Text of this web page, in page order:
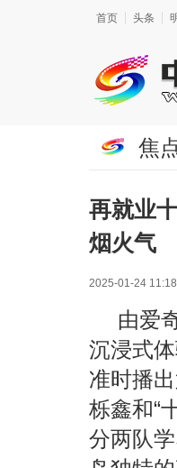
首页 头条
焦
再就业
烟火气
2025-01-24
由爱
沉浸式
准时播
栎鑫和“
分两队